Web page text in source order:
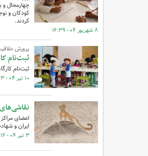
چهارمحال و
کودکان و
کردند.
۸ شهریور ۰۴ - ۱۶:۳۹
پرورش
ثبت‌نام
ثبت‌نام
۱۰ تیر ۰۴ - ۱۳:۳۳
اعضای
ایران و
۳ تیر ۰۴ - ۲۱:۱۶